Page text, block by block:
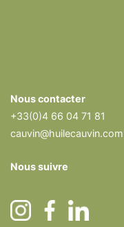
Nous contacter
+33(0)4 66 04 71 81
cauvin@huilecauvin.com
Nous suivre